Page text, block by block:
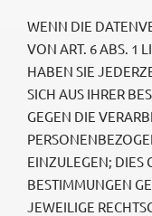
WENN DIE
VON ART. 6 ABS. 1
HABEN SIE
SICH AUS IHRER
GEGEN DIE
EINZULEGEN; DIES
BESTIMMUNGEN
JEWEILIGE